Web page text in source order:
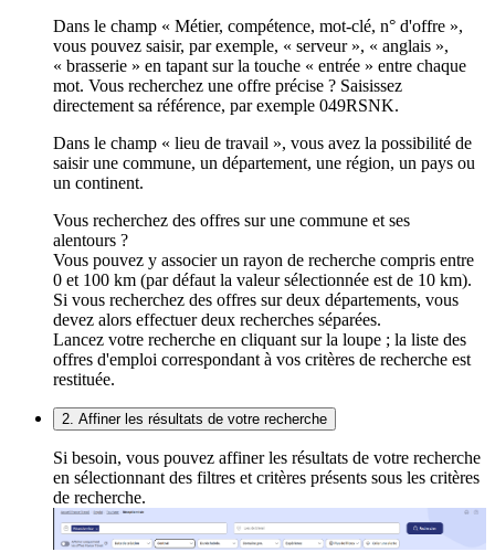
Dans le champ « Métier, compétence, mot-clé, n° d'offre »,
vous pouvez saisir, par exemple, « serveur », « anglais »,
« brasserie » en tapant sur la touche « entrée » entre chaque
mot. Vous recherchez une offre précise ? Saisissez
directement sa référence, par exemple 049RSNK.
Dans le champ « lieu de travail », vous avez la possibilité de
saisir une commune, un département, une région, un pays ou
un continent.
Vous recherchez des offres sur une commune et ses
alentours ?
Vous pouvez y associer un rayon de recherche compris entre
0 et 100 km (par défaut la valeur sélectionnée est de 10 km).
Si vous recherchez des offres sur deux départements, vous
devez alors effectuer deux recherches séparées.
Lancez votre recherche en cliquant sur la loupe ; la liste des
offres d'emploi correspondant à vos critères de recherche est
restituée.
2. Affiner les résultats de votre recherche
Si besoin, vous pouvez affiner les résultats de votre recherche
en sélectionnant des filtres et critères présents sous les critères
de recherche.